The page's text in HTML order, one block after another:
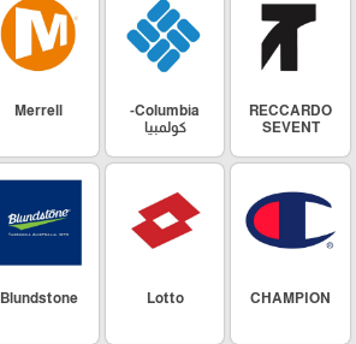
RECCARDO
SEVENT
Columbia-
كولمبيا
Merrell
CHAMPION
Lotto
Blundstone